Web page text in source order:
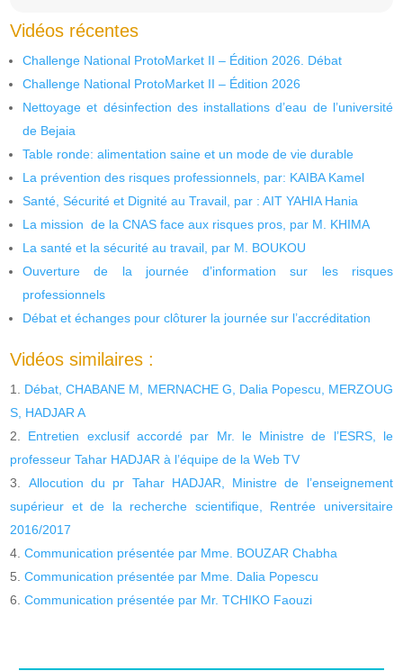
Vidéos récentes
Challenge National ProtoMarket II – Édition 2026. Débat
Challenge National ProtoMarket II – Édition 2026
Nettoyage et désinfection des installations d’eau de l’université
de Bejaia
Table ronde: alimentation saine et un mode de vie durable
La prévention des risques professionnels, par: KAIBA Kamel
Santé, Sécurité et Dignité au Travail, par : AIT YAHIA Hania
La mission de la CNAS face aux risques pros, par M. KHIMA
La santé et la sécurité au travail, par M. BOUKOU
Ouverture de la journée d’information sur les risques
professionnels
Débat et échanges pour clôturer la journée sur l’accréditation
Vidéos similaires :
Débat, CHABANE M, MERNACHE G, Dalia Popescu, MERZOUG
S, HADJAR A
Entretien exclusif accordé par Mr. le Ministre de l’ESRS, le
professeur Tahar HADJAR à l’équipe de la Web TV
Allocution du pr Tahar HADJAR, Ministre de l’enseignement
supérieur et de la recherche scientifique, Rentrée universitaire
2016/2017
Communication présentée par Mme. BOUZAR Chabha
Communication présentée par Mme. Dalia Popescu
Communication présentée par Mr. TCHIKO Faouzi